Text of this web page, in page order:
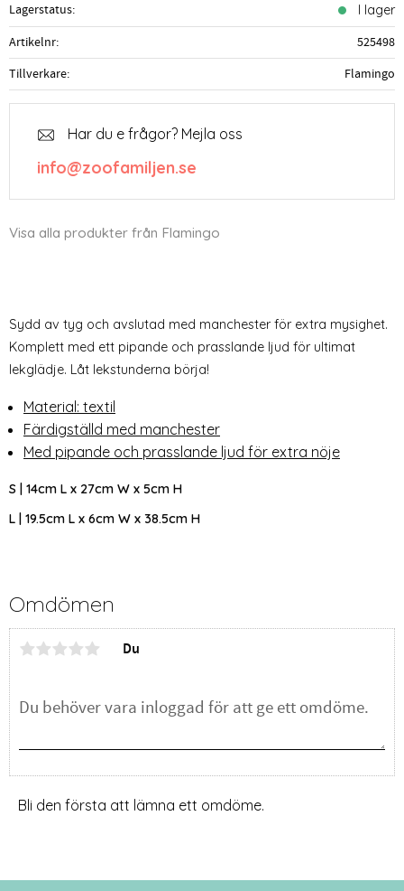
Lagerstatus I lager
Artikelnr
525498
Tillverkare
Flamingo
Har du e frågor? Mejla oss
info@zoofamiljen.se
Visa alla produkter från Flamingo
Sydd av tyg och avslutad med manchester för extra mysighet.
Komplett med ett pipande och prasslande ljud för ultimat
lekglädje. Låt lekstunderna börja!
Material: textil
Färdigställd med manchester
Med pipande och prasslande ljud för extra nöje
S | 14cm L x 27cm W x 5cm H
L | 19.5cm L x 6cm W x 38.5cm H
Omdömen
Du
Bli den första att lämna ett omdöme.